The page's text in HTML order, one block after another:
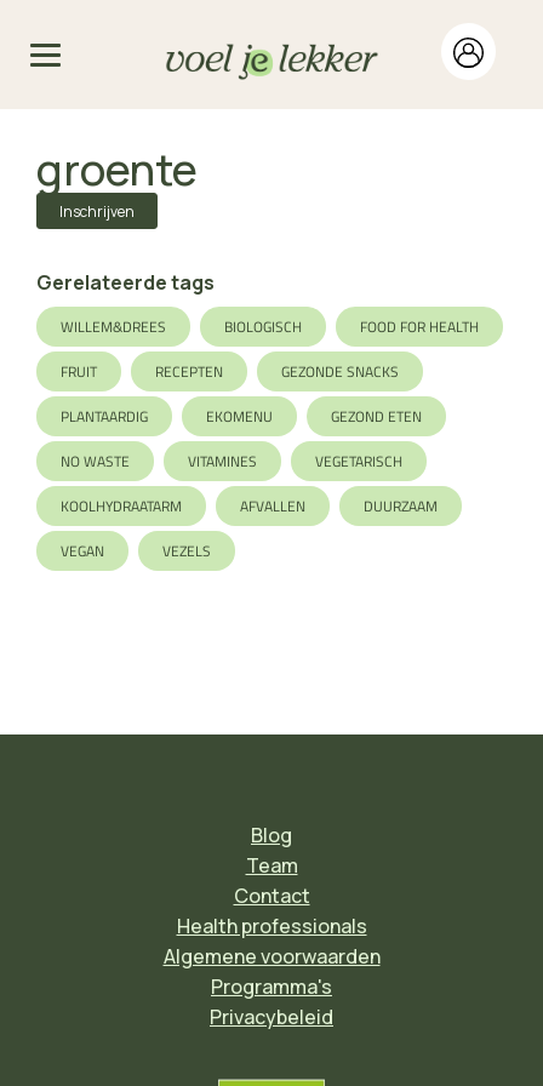
groente
Inschrijven
Gerelateerde tags
WILLEM&DREES BIOLOGISCH
FOOD FOR HEALTH
FRUIT
RECEPTEN
GEZONDE SNACKS
PLANTAARDIG
EKOMENU
GEZOND ETEN
NO WASTE
VITAMINES
VEGETARISCH
KOOLHYDRAATARM
AFVALLEN
DUURZAAM
VEGAN
VEZELS
Blog
Team
Contact
Health professionals
Algemene voorwaarden
Programma's
Privacybeleid